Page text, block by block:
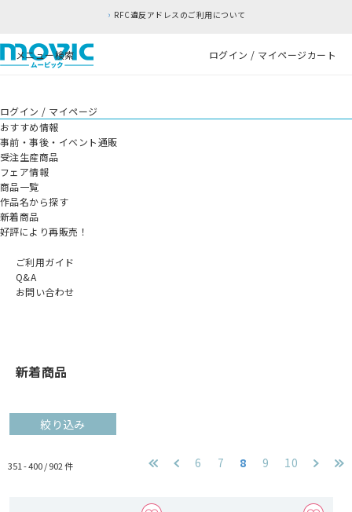
RFC違反アドレスのご利用について
メニュー検索 ログイン / マイページカート
ログイン / マイページ
おすすめ情報
事前・事後・イベント通販
受注生産商品
フェア情報
商品一覧
作品名から探す
新着商品
好評により再販売！
ご利用ガイド
Q&A
お問い合わせ
新着商品
絞り込み
351 - 400 /902件 6 7 8 9 10